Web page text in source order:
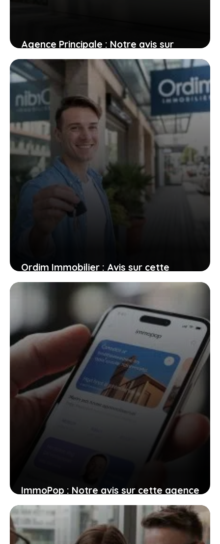
Agence Principale : Notre avis sur
cette agence immobilière
16 novembre 2024
Ordim Immobilier : Avis sur cette
agence de proximité
ImmoPop : Notre avis sur cette agence
immobilière en ligne
18 octobre 2024